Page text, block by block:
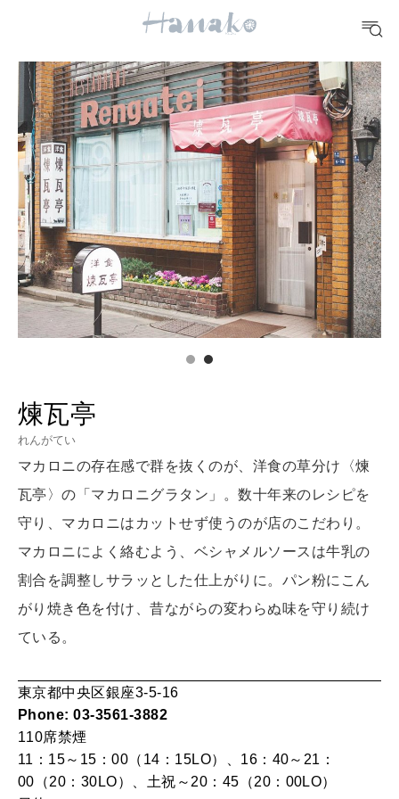
FOOD
おいしい
TRAVEL
どこ行く？
FORTUNE
明日のわたし
[12星座別] Weekly Holoscope
HEALTH
MAMA
ママもいろいろ
SUSTAINABLE
わたしができること
CULTURE
WORK&MONEY
煉瓦亭
れんがてい
マカロニの存在感で群を抜くのが、洋食の草分け〈煉
瓦亭〉の「マカロニグラタン」。数十年来のレシピを
守り、マカロニはカットせず使うのが店のこだわり。
マカロニによく絡むよう、ベシャメルソースは牛乳の
割合を調整しサラッとした仕上がりに。パン粉にこん
がり焼き色を付け、昔ながらの変わらぬ味を守り続け
ている。
東京都中央区銀座3-5-16
Phone: 03-3561-3882
110席禁煙
11：15～15：00（14：15LO）、16：40～21：
00（20：30LO）、土祝～20：45（20：00LO）